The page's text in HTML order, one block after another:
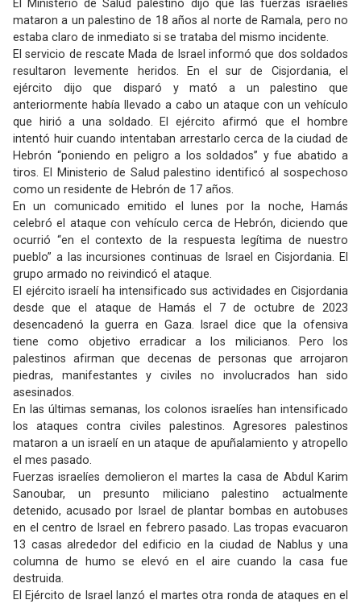
El Ministerio de Salud palestino dijo que las fuerzas israelíes
mataron a un palestino de 18 años al norte de Ramala, pero no
estaba claro de inmediato si se trataba del mismo incidente.
El servicio de rescate Mada de Israel informó que dos soldados
resultaron levemente heridos. En el sur de Cisjordania, el
ejército dijo que disparó y mató a un palestino que
anteriormente había llevado a cabo un ataque con un vehículo
que hirió a una soldado. El ejército afirmó que el hombre
intentó huir cuando intentaban arrestarlo cerca de la ciudad de
Hebrón “poniendo en peligro a los soldados” y fue abatido a
tiros. El Ministerio de Salud palestino identificó al sospechoso
como un residente de Hebrón de 17 años.
En un comunicado emitido el lunes por la noche, Hamás
celebró el ataque con vehículo cerca de Hebrón, diciendo que
ocurrió “en el contexto de la respuesta legítima de nuestro
pueblo” a las incursiones continuas de Israel en Cisjordania. El
grupo armado no reivindicó el ataque.
El ejército israelí ha intensificado sus actividades en Cisjordania
desde que el ataque de Hamás el 7 de octubre de 2023
desencadenó la guerra en Gaza. Israel dice que la ofensiva
tiene como objetivo erradicar a los milicianos. Pero los
palestinos afirman que decenas de personas que arrojaron
piedras, manifestantes y civiles no involucrados han sido
asesinados.
En las últimas semanas, los colonos israelíes han intensificado
los ataques contra civiles palestinos. Agresores palestinos
mataron a un israelí en un ataque de apuñalamiento y atropello
el mes pasado.
Fuerzas israelíes demolieron el martes la casa de Abdul Karim
Sanoubar, un presunto miliciano palestino actualmente
detenido, acusado por Israel de plantar bombas en autobuses
en el centro de Israel en febrero pasado. Las tropas evacuaron
13 casas alrededor del edificio en la ciudad de Nablus y una
columna de humo se elevó en el aire cuando la casa fue
destruida.
El Ejército de Israel lanzó el martes otra ronda de ataques en el